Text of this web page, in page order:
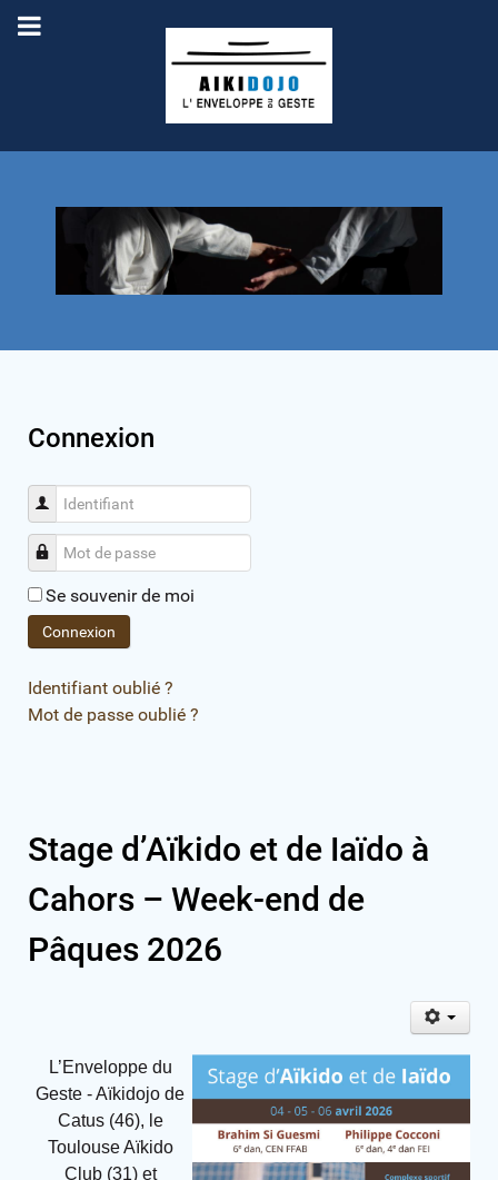
Connexion
Identifiant
Mot de passe
Se souvenir de moi
Connexion
Identifiant oublié ?
Mot de passe oublié ?
Stage d’Aïkido et de Iaïdo à
Cahors – Week-end de
Pâques 2026
L’Enveloppe du
Geste - Aïkidojo de
Catus (46), le
Toulouse Aïkido
Club (31) et